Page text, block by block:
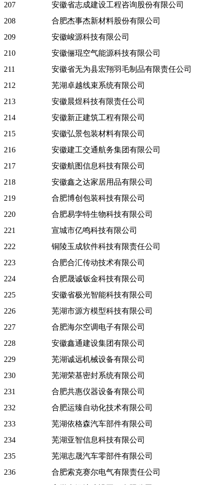
207
安徽省志成建设工程咨询股份有限公司
208
合肥杰事杰新材料股份有限公司
209
安徽峻源科技有限公司
210
安徽俪琨空气能源科技有限公司
211
安徽省无为县宏翔羽毛制品有限责任公司
212
芜湖卓越线束系统有限公司
213
安徽晨煜科技有限责任公司
214
安徽新正建筑工程有限公司
215
安徽弘景包装材料有限公司
216
安徽建工交通航务集团有限公司
217
安徽航图信息科技有限公司
218
安徽鑫之达家居用品有限公司
219
合肥博创包装科技有限公司
220
合肥易孛特生物科技有限公司
221
宣城市亿鸣科技有限公司
222
铜陵玉成软件科技有限责任公司
223
合肥合汇传动技术有限公司
224
合肥晟诚钣金科技有限公司
225
安徽省极光智能科技有限公司
226
芜湖市源方模型科技有限公司
227
合肥海尔空调电子有限公司
228
安徽鑫通建设集团有限公司
229
芜湖诚远机械设备有限公司
230
芜湖荣基密封系统有限公司
231
合肥共惠仪器设备有限公司
232
合肥运臻自动化技术有限公司
233
芜湖依格森汽车部件有限公司
234
芜湖亚智信息科技有限公司
235
芜湖志晟汽车零部件有限公司
236
合肥索克赛尔电气有限责任公司